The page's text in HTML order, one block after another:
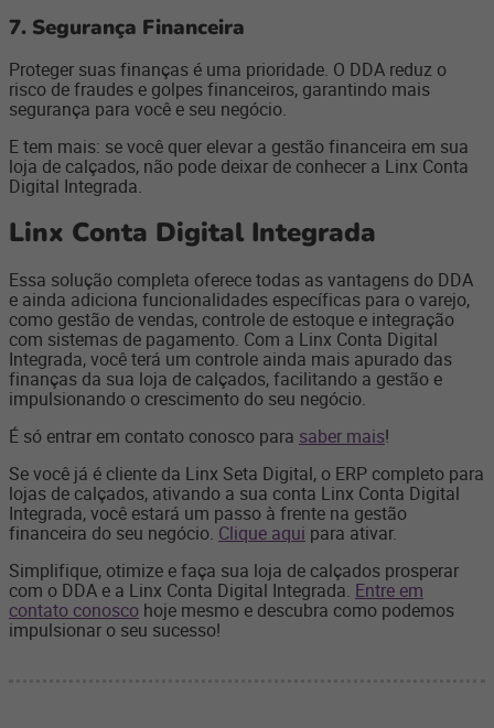
7. Segurança Financeira
Proteger suas finanças é uma prioridade. O DDA reduz o
risco de fraudes e golpes financeiros, garantindo mais
segurança para você e seu negócio.
E tem mais: se você quer elevar a gestão financeira em sua
loja de calçados, não pode deixar de conhecer a Linx Conta
Digital Integrada.
Linx Conta Digital Integrada
Essa solução completa oferece todas as vantagens do DDA
e ainda adiciona funcionalidades específicas para o varejo,
como gestão de vendas, controle de estoque e integração
com sistemas de pagamento. Com a Linx Conta Digital
Integrada, você terá um controle ainda mais apurado das
finanças da sua loja de calçados, facilitando a gestão e
impulsionando o crescimento do seu negócio.
É só entrar em contato conosco para saber mais!
Se você já é cliente da Linx Seta Digital, o ERP completo para
lojas de calçados, ativando a sua conta Linx Conta Digital
Integrada, você estará um passo à frente na gestão
financeira do seu negócio. Clique aqui para ativar.
Simplifique, otimize e faça sua loja de calçados prosperar
com o DDA e a Linx Conta Digital Integrada. Entre em
contato conosco hoje mesmo e descubra como podemos
impulsionar o seu sucesso!